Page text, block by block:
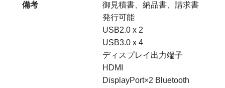
備考
御見積書、納品書、請求書
発行可能
USB2.0 x 2
USB3.0 x 4
ディスプレイ出力端子
HDMI
DisplayPort×2 Bluetooth